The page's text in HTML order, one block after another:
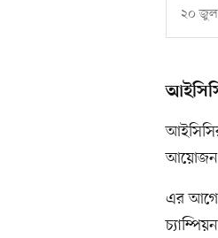
২০
আয়োজন
এর আগে